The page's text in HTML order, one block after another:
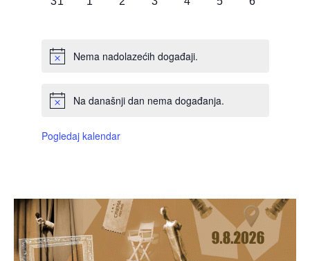
Nema nadolazećih događaji.
Na današnji dan nema događanja.
Pogledaj kalendar